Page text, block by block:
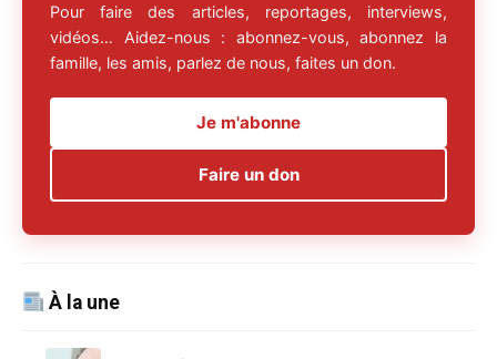
Pour faire des articles, reportages, interviews,
vidéos… Aidez-nous : abonnez-vous, abonnez la
famille, les amis, parlez de nous, faites un don.
Je m'abonne
Faire un don
À la une